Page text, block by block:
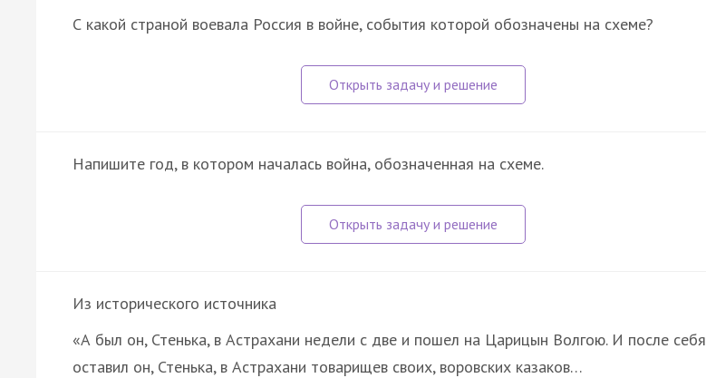
С какой страной воевала Россия в войне, события которой обозначены на схеме?
Напишите год, в котором началась война, обозначенная на схеме.
Из исторического источника
«А был он, Стенька, в Астрахани недели с две и пошел на Царицын Волгою. И после себя
оставил он, Стенька, в Астрахани товарищев своих, воровских казаков…